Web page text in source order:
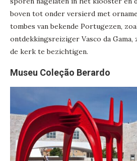
boven tot onder versierd met
tombes van bekende Portugezen,
ontdekkingsreiziger Vasco da
de kerk te bezichtigen.
Museu Coleção Berardo